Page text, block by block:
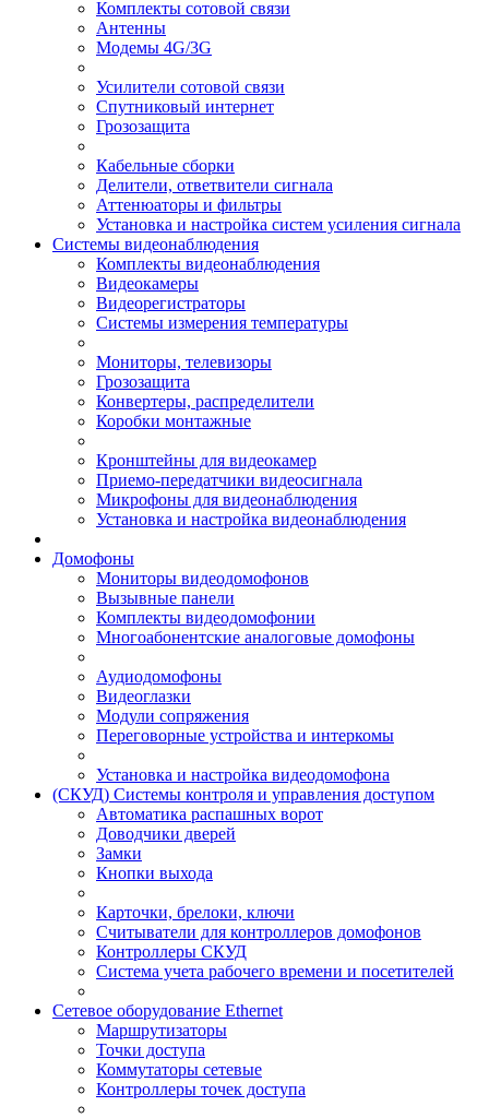
Комплекты сотовой связи
Антенны
Модемы 4G/3G
Усилители сотовой связи
Спутниковый интернет
Грозозащита
Кабельные сборки
Делители, ответвители сигнала
Аттенюаторы и фильтры
Установка и настройка систем усиления сигнала
Системы видеонаблюдения
Комплекты видеонаблюдения
Видеокамеры
Видеорегистраторы
Системы измерения температуры
Мониторы, телевизоры
Грозозащита
Конвертеры, распределители
Коробки монтажные
Кронштейны для видеокамер
Приемо-передатчики видеосигнала
Микрофоны для видеонаблюдения
Установка и настройка видеонаблюдения
Домофоны
Мониторы видеодомофонов
Вызывные панели
Комплекты видеодомофонии
Многоабонентские аналоговые домофоны
Аудиодомофоны
Видеоглазки
Модули сопряжения
Переговорные устройства и интеркомы
Установка и настройка видеодомофона
(СКУД) Системы контроля и управления доступом
Автоматика распашных ворот
Доводчики дверей
Замки
Кнопки выхода
Карточки, брелоки, ключи
Считыватели для контроллеров домофонов
Контроллеры СКУД
Система учета рабочего времени и посетителей
Сетевое оборудование Ethernet
Маршрутизаторы
Точки доступа
Коммутаторы сетевые
Контроллеры точек доступа